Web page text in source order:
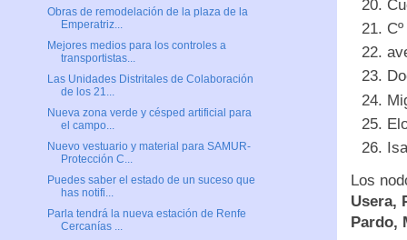
Los
Usera,
Pardo,
Obras de remodelación de la plaza de la
Emperatriz...
Mejores medios para los controles a
transportistas...
Las Unidades Distritales de Colaboración
de los 21...
Nueva zona verde y césped artificial para
el campo...
Nuevo vestuario y material para SAMUR-
Protección C...
Puedes saber el estado de un suceso que
has notifi...
Parla tendrá la nueva estación de Renfe
Cercanías ...